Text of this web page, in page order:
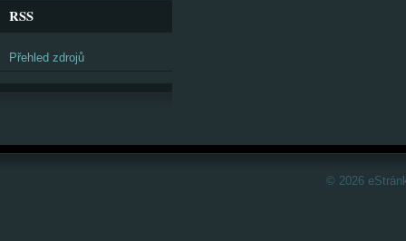
RSS
Přehled zdrojů
© 2026